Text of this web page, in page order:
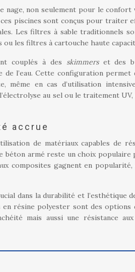
nage, non seulement pour le confort
piscines sont conçus pour traiter
Les filtres à sable traditionnels
ou les filtres à cartouche haute
couplés à des skimmers et des
l’eau. Cette configuration permet
même en cas d’utilisation
au sel ou le traitement
accrue
de matériaux capables de
béton armé reste un choix
composites gagnent en
dans la durabilité et l’esthétique
résine polyester sont des options
mais aussi une résistance